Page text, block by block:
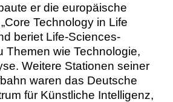
er die europäische
Technology in Life
beriet Life-Sciences-
Themen wie Technologie,
Weitere Stationen seiner
waren das Deutsche
für Künstliche Intelligenz,